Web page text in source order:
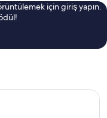
için giriş yapın.